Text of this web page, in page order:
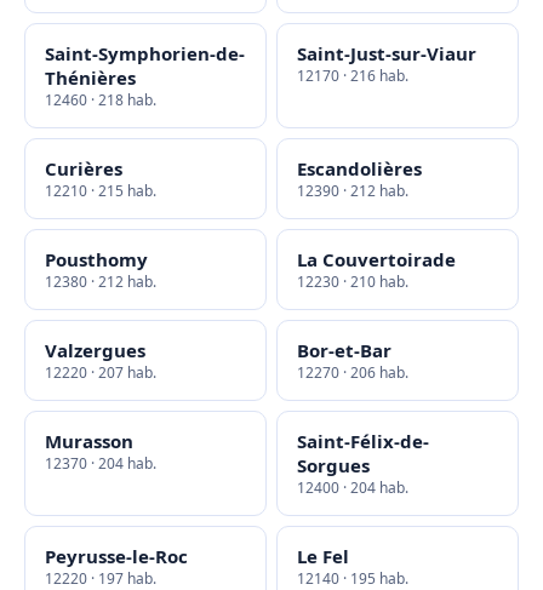
Saint-Symphorien-de-
Thénières
12460 · 218 hab.
Saint-Just-sur-Viaur
12170 · 216 hab.
Curières
12210 · 215 hab.
Escandolières
12390 · 212 hab.
Pousthomy
12380 · 212 hab.
La Couvertoirade
12230 · 210 hab.
Valzergues
12220 · 207 hab.
Bor-et-Bar
12270 · 206 hab.
Murasson
12370 · 204 hab.
Saint-Félix-de-
Sorgues
12400 · 204 hab.
Peyrusse-le-Roc
12220 · 197 hab.
Le Fel
12140 · 195 hab.